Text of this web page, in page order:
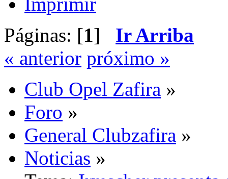
Páginas: [1] Ir Arriba
« anterior próximo »
Club Opel Zafira »
Foro »
General Clubzafira »
Noticias »